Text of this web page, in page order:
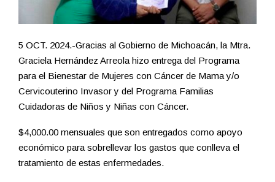
5 OCT. 2024.-Gracias al Gobierno de Michoacán, la Mtra.
Graciela Hernández Arreola hizo entrega del Programa
para el Bienestar de Mujeres con Cáncer de Mama y/o
Cervicouterino Invasor y del Programa Familias
Cuidadoras de Niños y Niñas con Cáncer.
$4,000.00 mensuales que son entregados como apoyo
económico para sobrellevar los gastos que conlleva el
tratamiento de estas enfermedades.